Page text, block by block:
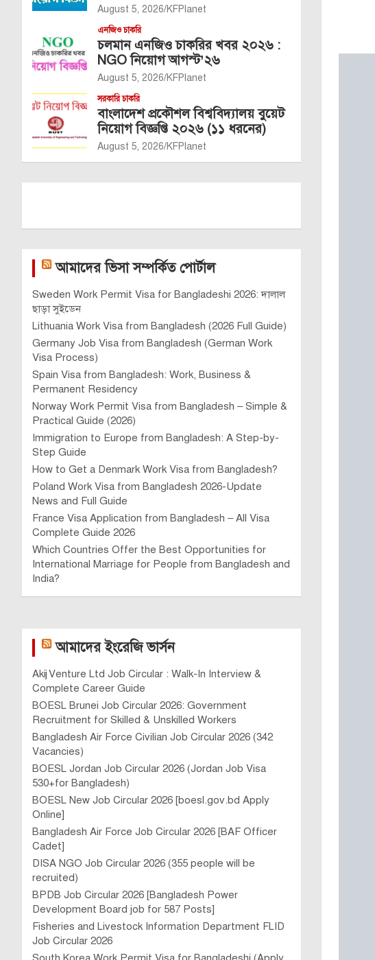
August 5, 2026 KFPlanet
এনজিও চাকরি
চলমান এনজিও চাকরির খবর ২০২৬ :
NGO নিয়োগ আগস্ট’২৬
August 5, 2026 KFPlanet
সরকারি চাকরি
বাংলাদেশ প্রকৌশল বিশ্ববিদ্যালয় বুয়েট
নিয়োগ বিজ্ঞপ্তি ২০২৬ (১১ ধরনের)
August 5, 2026 KFPlanet
আমাদের ভিসা সম্পর্কিত পোর্টাল
Sweden Work Permit Visa for Bangladeshi 2026: দালাল
ছাড়া সুইডেন
Lithuania Work Visa from Bangladesh (2026 Full Guide)
Germany Job Visa from Bangladesh (German Work
Visa Process)
Spain Visa from Bangladesh: Work, Business &
Permanent Residency
Norway Work Permit Visa from Bangladesh – Simple &
Practical Guide (2026)
Immigration to Europe from Bangladesh: A Step-by-
Step Guide
How to Get a Denmark Work Visa from Bangladesh?
Poland Work Visa from Bangladesh 2026-Update
News and Full Guide
France Visa Application from Bangladesh – All Visa
Complete Guide 2026
Which Countries Offer the Best Opportunities for
International Marriage for People from Bangladesh and
India?
আমাদের ইংরেজি ভার্সন
Akij Venture Ltd Job Circular : Walk-In Interview &
Complete Career Guide
BOESL Brunei Job Circular 2026: Government
Recruitment for Skilled & Unskilled Workers
Bangladesh Air Force Civilian Job Circular 2026 (342
Vacancies)
BOESL Jordan Job Circular 2026 (Jordan Job Visa
530+for Bangladesh)
BOESL New Job Circular 2026 [boesl.gov.bd Apply
Online]
Bangladesh Air Force Job Circular 2026 [BAF Officer
Cadet]
DISA NGO Job Circular 2026 (355 people will be
recruited)
BPDB Job Circular 2026 [Bangladesh Power
Development Board job for 587 Posts]
Fisheries and Livestock Information Department FLID
Job Circular 2026